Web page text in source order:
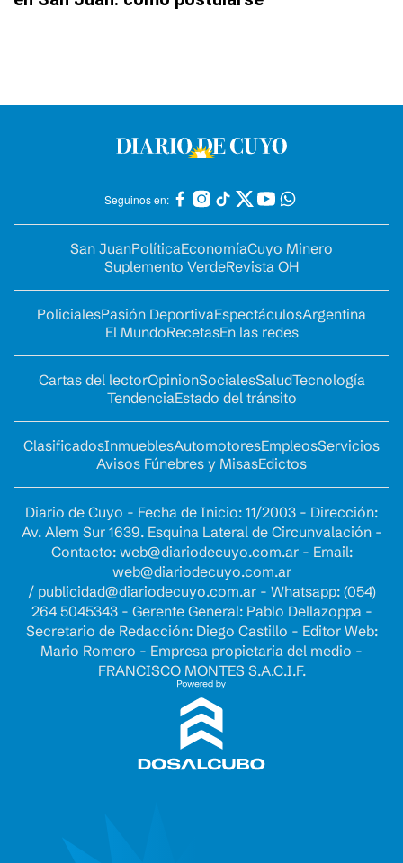
Seguinos en:
San JuanPolíticaEconomíaCuyo Minero
Suplemento VerdeRevista OH
PolicialesPasión DeportivaEspectáculosArgentina
El MundoRecetasEn las redes
Cartas del lectorOpinionSocialesSaludTecnología
TendenciaEstado del tránsito
ClasificadosInmueblesAutomotoresEmpleosServicios
Avisos Fúnebres y MisasEdictos
Diario de Cuyo - Fecha de Inicio: 11/2003 - Dirección:
Av. Alem Sur 1639. Esquina Lateral de Circunvalación -
Contacto: web@diariodecuyo.com.ar- Email:
web@diariodecuyo.com.ar
/ publicidad@diariodecuyo.com.ar- Whatsapp: (054)
264 5045343 - Gerente General: Pablo Dellazoppa -
Secretario de Redacción: Diego Castillo - Editor Web:
Mario Romero - Empresa propietaria del medio -
FRANCISCO MONTES S.A.C.I.F.